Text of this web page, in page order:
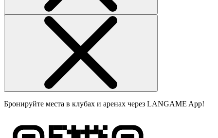
Бронируйте места в клубах и аренах через LANGAME App!